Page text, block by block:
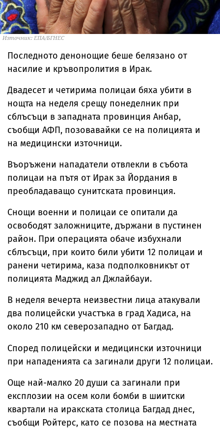
Източник: ЕПА/БГНЕС
Последното денонощие беше белязано от
насилие и кръвопролития в Ирак.
Двадесет и четирима полицаи бяха убити в
нощта на неделя срещу понеделник при
сблъсъци в западната провинция Анбар,
съобщи АФП, позовавайки се на полицията и
на медицински източници.
Въоръжени нападатели отвлекли в събота
полицаи на пътя от Ирак за Йордания в
преобладаващо сунитската провинция.
Снощи военни и полицаи се опитали да
освободят заложниците, държани в пустинен
район. При операцията обаче избухнали
сблъсъци, при които били убити 12 полицаи и
ранени четирима, каза подполковникът от
полицията Маджид ал Джлайбауи.
В неделя вечерта неизвестни лица атакували
два полицейски участъка в град Хадиса, на
около 210 км северозападно от Багдад.
Според полицейски и медицински източници
при нападенията са загинали други 12 полицаи.
Още най-малко 20 души са загинали при
експлозии на осем коли бомби в шиитски
квартали на иракската столица Багдад днес,
съобщи Ройтерс, като се позова на местната